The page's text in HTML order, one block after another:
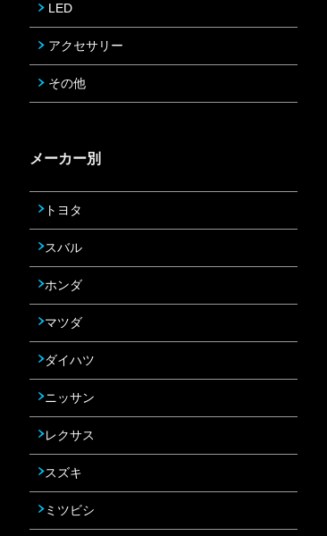
LED
アクセサリー
その他
メーカー別
トヨタ
スバル
ホンダ
マツダ
ダイハツ
ニッサン
レクサス
スズキ
ミツビシ